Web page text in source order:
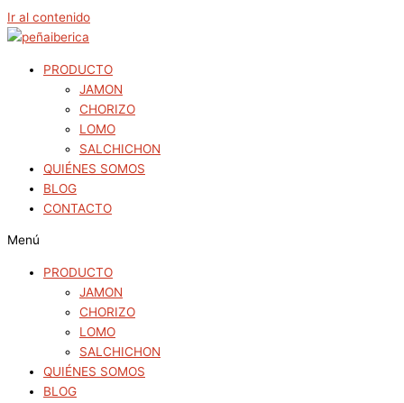
Ir al contenido
PRODUCTO
JAMON
CHORIZO
LOMO
SALCHICHON
QUIÉNES SOMOS
BLOG
CONTACTO
Menú
PRODUCTO
JAMON
CHORIZO
LOMO
SALCHICHON
QUIÉNES SOMOS
BLOG